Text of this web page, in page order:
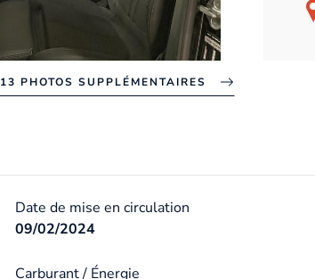
13 PHOTOS SUPPLÉMENTAIRES
Date de mise en circulation
09/02/2024
Carburant / Énergie